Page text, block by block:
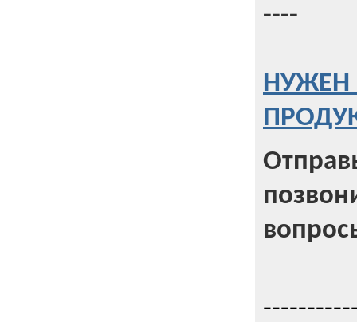
----
НУЖЕН